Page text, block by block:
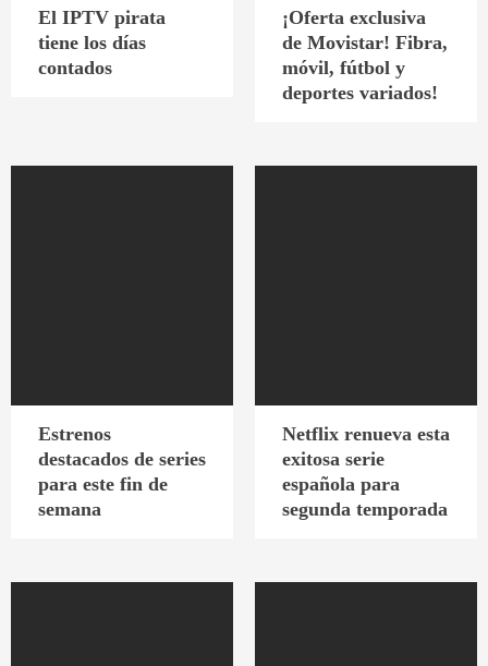
El IPTV pirata
tiene los días
contados
¡Oferta exclusiva
de Movistar! Fibra,
móvil, fútbol y
deportes variados!
Estrenos
destacados de series
para este fin de
semana
Netflix renueva esta
exitosa serie
española para
segunda temporada